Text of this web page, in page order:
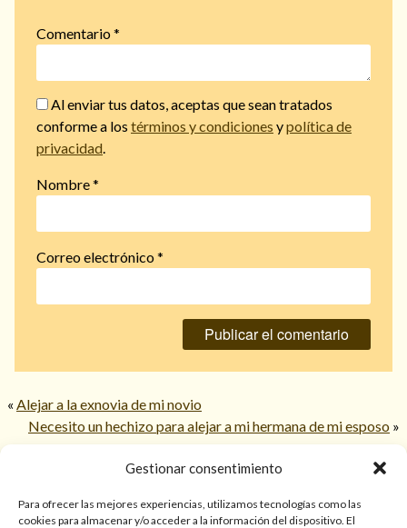
Gestionar consentimiento
Para ofrecer las mejores experiencias, utilizamos tecnologías como las
cookies para almacenar y/o acceder a la información del dispositivo. El
Comentario*
Al enviar tus datos, aceptas que sean tratados
conforme a los términos y condiciones ypolítica de
privacidad.
Nombre*
Correo electrónico*
« Alejar a la exnovia de mi novio
Necesito un hechizo para alejar a mi hermana de mi esposo »